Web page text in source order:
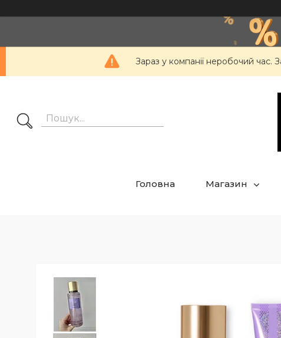
Зараз у компанії неробочий час.
Головна Магазин